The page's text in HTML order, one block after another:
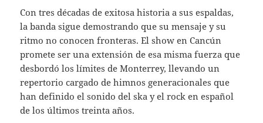
Con tres décadas de exitosa historia a sus espaldas,
la banda sigue demostrando que su mensaje y su
ritmo no conocen fronteras. El show en Cancún
promete ser una extensión de esa misma fuerza que
desbordó los límites de Monterrey, llevando un
repertorio cargado de himnos generacionales que
han definido el sonido del ska y el rock en español
de los últimos treinta años.